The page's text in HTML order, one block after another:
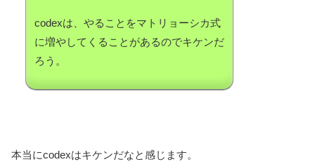
codexは、やることをマトリョーシカ式
に増やしてくることがあるのでキケンだ
ろう。
本当にcodexはキケンだなと感じます。